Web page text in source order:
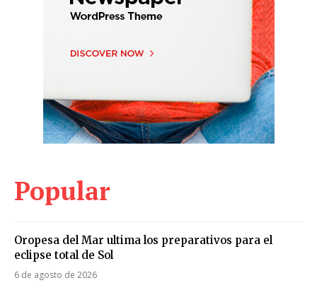
Popular
Oropesa del Mar ultima los preparativos para el
eclipse total de Sol
6 de agosto de 2026